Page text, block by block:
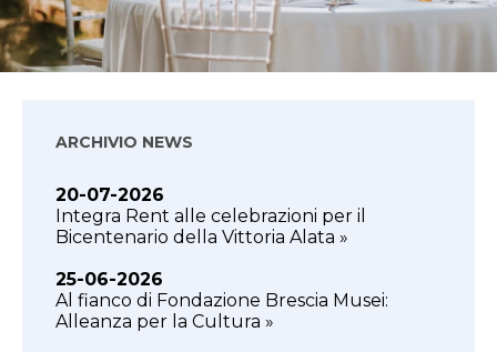
ARCHIVIO NEWS
20-07-2026
Integra Rent alle celebrazioni per il
Bicentenario della Vittoria Alata »
25-06-2026
Al fianco di Fondazione Brescia Musei:
Alleanza per la Cultura »